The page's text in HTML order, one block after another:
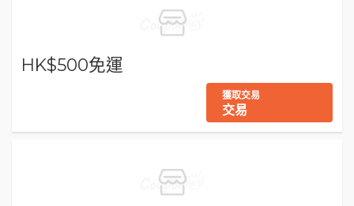
HK$500免運
獲取交易
交易